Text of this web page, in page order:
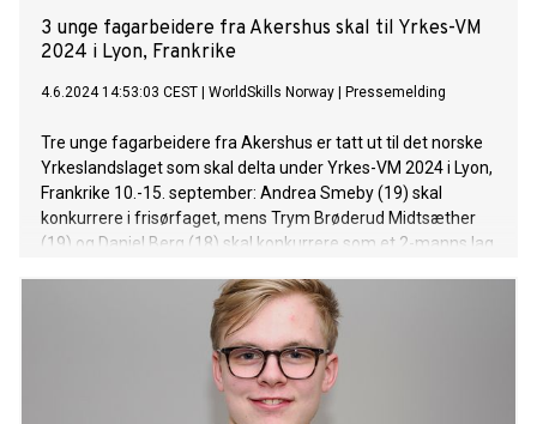
3 unge fagarbeidere fra Akershus skal til Yrkes-VM
2024 i Lyon, Frankrike
4.6.2024 14:53:03 CEST WorldSkills Norway Pressemelding
Tre unge fagarbeidere fra Akershus er tatt ut til det norske
Yrkeslandslaget som skal delta under Yrkes-VM 2024 i Lyon,
Frankrike 10.-15. september: Andrea Smeby (19) skal
konkurrere i frisørfaget, mens Trym Brøderud Midtsæther
(19) og Daniel Berg (18) skal konkurrere som et 2-manns lag